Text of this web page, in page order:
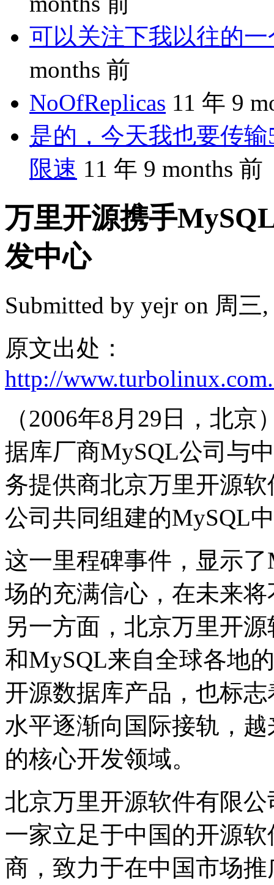
可以关注下我以往的
months 前
NoOfReplicas 11 年 9
是的，今天我也要传
限速 11 年 9 months 前
万里开源携手
发中心
Submitted by yejr on 周三,
原文出处：
http://
（2006年8月29日，北
据库厂商MySQL公司与
务提供商北京万里开源
公司共同组建的MySQL
这一里程碑事件，显示
场的充满信心，在未来
另一方面，北京万里开
和MySQL来自全球各地
开源数据库产品，也标
水平逐渐向国际接轨，
的核心开发领域。
北京万里开源软件有限
一家立足于中国的开源
商，致力于在中国市场